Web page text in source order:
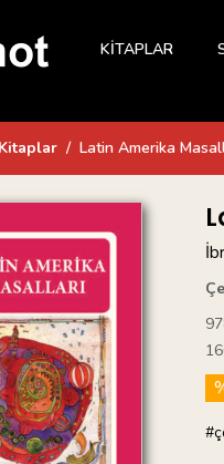
KİTAPLAR
Kitaplar Latin Amerika